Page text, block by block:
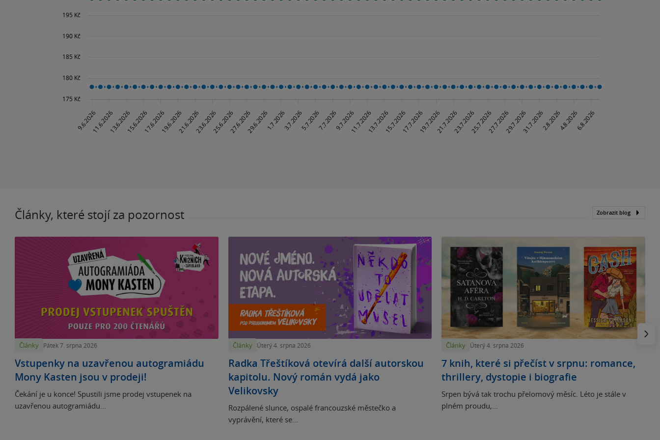
Články, které stojí za pozornost Zobrazit blog
Články Pátek 7. srpna 2026
Vstupenky na uzavřenou autogramiádu
Mony Kasten jsou v prodeji!
Čekání je u konce! Spustili jsme prodej vstupenek na
uzavřenou autogramiádu...
Články Úterý 4. srpna 2026
Radka Třeštíková otevírá další autorskou
kapitolu. Nový román vydá jako
Velikovsky
Rozpálené slunce, ospalé francouzské městečko a
vyprávění, které se...
Články Úterý 4. srpna 2026
7 knih, které si přečíst v srpnu: romance,
thrillery, dystopie i biografie
Srpen bývá tak trochu přelomový měsíc. Léto je stále v
plném proudu,...